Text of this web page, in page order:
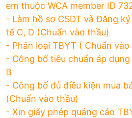
em thuộc WCA member ID
- Làm hồ sơ CSDT và Đăng
tế C, D (Chuẩn vào thầu)
- Phân loại TBYT ( Chuẩn vào
- Công bố tiêu chuẩn áp
B
- Công bố đủ điều kiện mua
(Chuẩn vào thầu)
- Xin giấy phép quảng cáo